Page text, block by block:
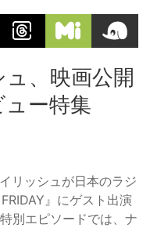
、映画公開
ー特集
リッシュが日本のラジ
』にゲスト出演
別エピソードでは、ナ